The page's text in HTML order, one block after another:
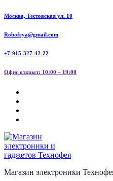
Перейти
содержанию
Москва, Тестовская ул. 10
Robofeya@gmail.com
+7-915-327-42-22
Офис открыт: 10:00 – 19:00
Магазин электроники